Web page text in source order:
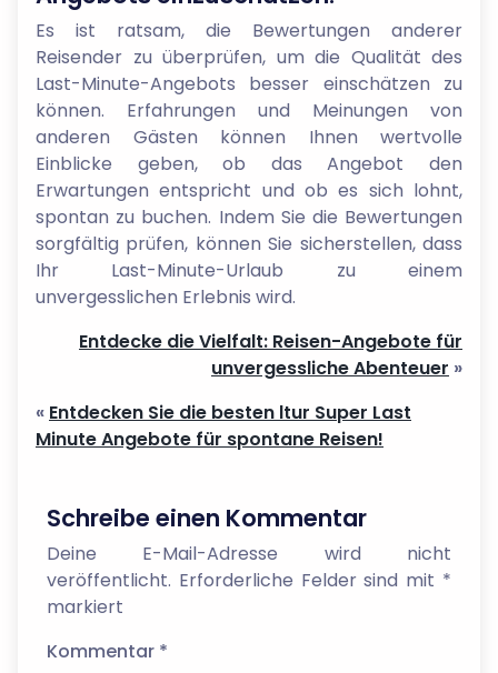
Es ist ratsam, die Bewertungen anderer
Reisender zu überprüfen, um die Qualität des
Last-Minute-Angebots besser einschätzen zu
können. Erfahrungen und Meinungen von
anderen Gästen können Ihnen wertvolle
Einblicke geben, ob das Angebot den
Erwartungen entspricht und ob es sich lohnt,
spontan zu buchen. Indem Sie die Bewertungen
sorgfältig prüfen, können Sie sicherstellen, dass
Ihr Last-Minute-Urlaub zu einem
unvergesslichen Erlebnis wird.
Entdecke die Vielfalt: Reisen-Angebote für
unvergessliche Abenteuer »
« Entdecken Sie die besten ltur Super Last
Minute Angebote für spontane Reisen!
Schreibe einen Kommentar
Deine E-Mail-Adresse wird nicht
veröffentlicht. Erforderliche Felder sind mit *
markiert
Kommentar *